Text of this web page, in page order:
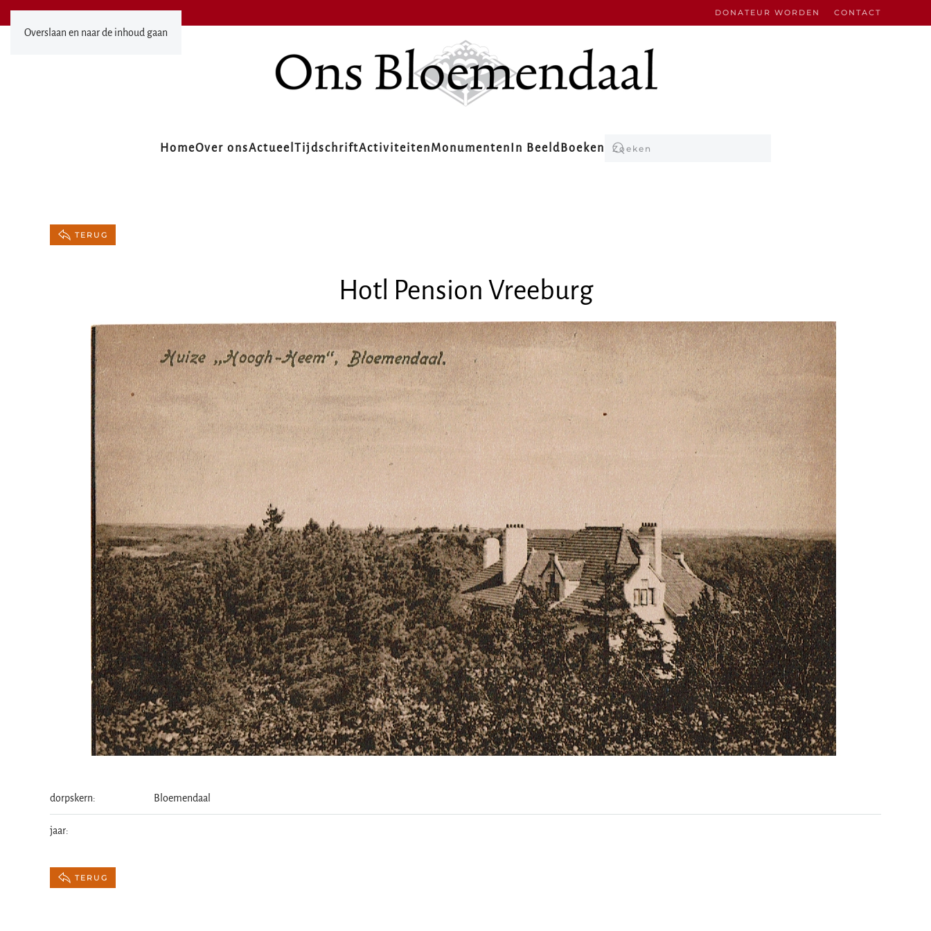
Overslaan en naar de inhoud gaan
DONATEUR WORDEN CONTACT
HomeOver onsActueel TijdschriftActiviteitenMonumenten In Beeld Boeken
TERUG
Hotl Pension Vreeburg
dorpskern: Bloemendaal
jaar:
TERUG